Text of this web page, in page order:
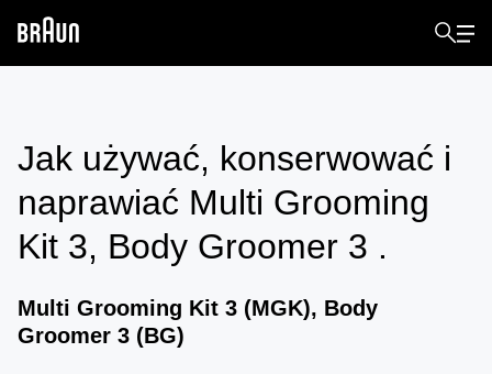
Jak używać, konserwować i
naprawiać Multi Grooming
Kit 3, Body Groomer 3 .
Multi Grooming Kit 3 (MGK), Body
Groomer 3 (BG)